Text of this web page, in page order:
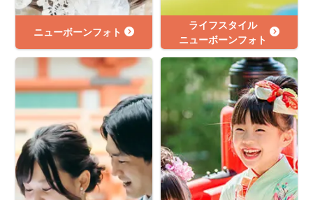
ニューボーンフォト
ライフスタイル
ニューボーンフォト